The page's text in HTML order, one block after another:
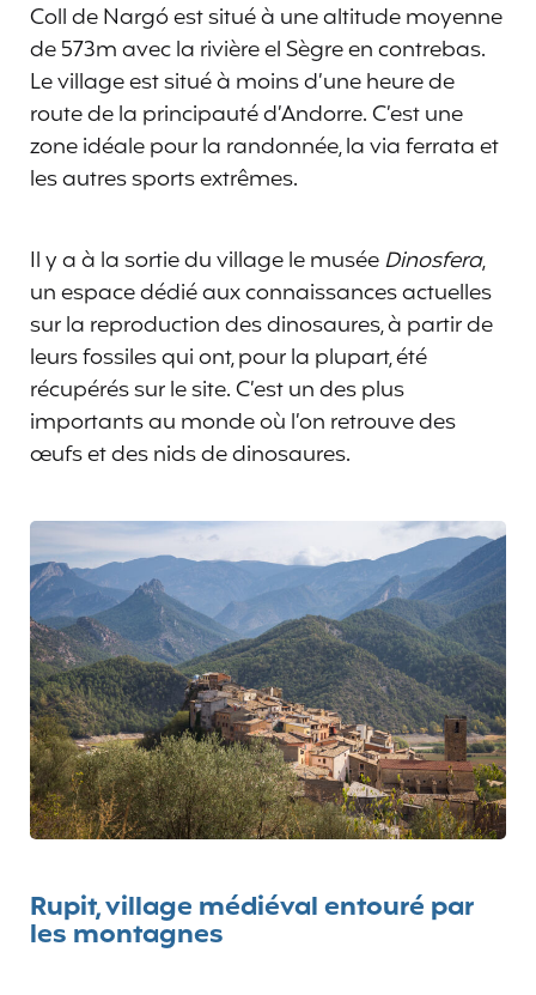
Coll de Nargó est situé à une altitude moyenne
de 573m avec la rivière el Sègre en contrebas.
Le village est situé à moins d’une heure de
route de la principauté d’Andorre. C’est une
zone idéale pour la randonnée, la via ferrata et
les autres sports extrêmes.
Il y a à la sortie du village le muséeDinosfera,
un espace dédié aux connaissances actuelles
sur la reproduction des dinosaures, à partir de
leurs fossiles qui ont, pour la plupart, été
récupérés sur le site. C’est un des plus
importants au monde où l’on retrouve des
œufs et des nids de dinosaures.
Rupit, village médiéval entouré par
les montagnes